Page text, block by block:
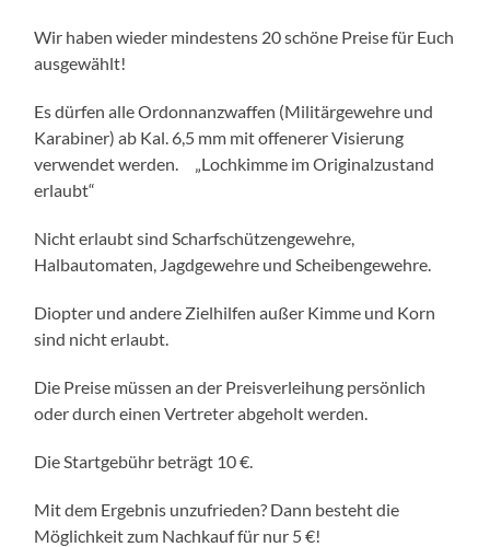
Wir haben wieder mindestens 20 schöne Preise für Euch
ausgewählt!
Es dürfen alle Ordonnanzwaffen (Militärgewehre und
Karabiner) ab Kal. 6,5 mm mit offenerer Visierung
verwendet werden. „Lochkimme im Originalzustand
erlaubt“
Nicht erlaubt sind Scharfschützengewehre,
Halbautomaten, Jagdgewehre und Scheibengewehre.
Diopter und andere Zielhilfen außer Kimme und Korn
sind nicht erlaubt.
Die Preise müssen an der Preisverleihung persönlich
oder durch einen Vertreter abgeholt werden.
Die Startgebühr beträgt 10 €.
Mit dem Ergebnis unzufrieden? Dann besteht die
Möglichkeit zum Nachkauf für nur 5 €!